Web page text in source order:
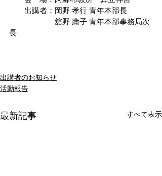
出講者：岡野 孝行 青年本部長
舘野 庸子 青年本部事務局次
長
出講者のお知らせ
活動報告
最新記事 すべて表示